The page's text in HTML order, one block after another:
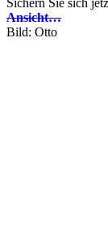
Ansicht…
Bild: Otto